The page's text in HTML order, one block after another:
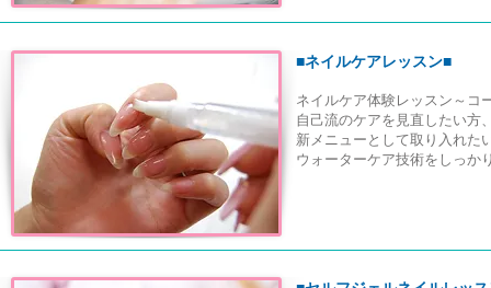
■ネイルケアレッスン■
ネイルケア体験レッスン～コ
自己流のケアを見直したい方
新メニューとして取り入れた
ウォーターケア技術をしっか